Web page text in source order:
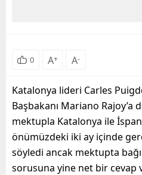
0 A+ A-
Katalonya lideri Carles
Başbakanı Mariano Rajoy’a
mektupla Katalonya ile
önümüzdeki iki ay içinde
söyledi ancak mektupta
sorusuna yine net bir cevap